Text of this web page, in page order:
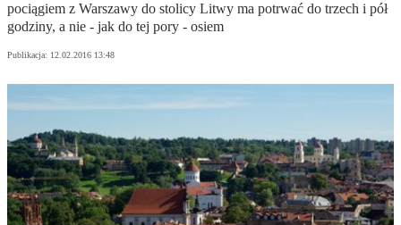
pociągiem z Warszawy do stolicy Litwy ma potrwać do trzech i pół
godziny, a nie - jak do tej pory - osiem
Publikacja: 12.02.2016 13:48